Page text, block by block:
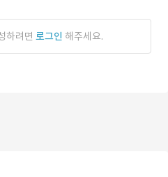
하려면 로그인 해주세요.